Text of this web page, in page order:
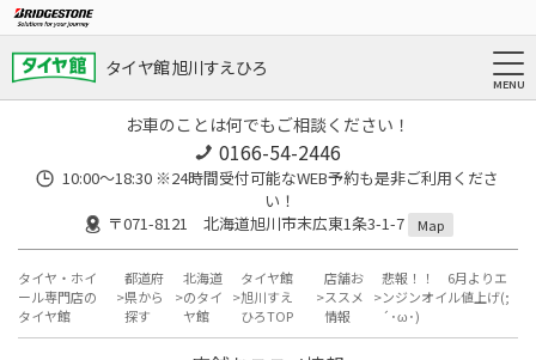
タイヤ館 旭川すえひろ
お車のことは何でもご相談ください！
0166-54-2446
10:00～18:30 ※24時間受付可能なWEB予約も是非ご利用くださ
い！
〒071-8121 北海道旭川市末広東1条3-1-7
Map
タイヤ・ホイ
ール専門店の
タイヤ館
都道府
県から
探す
北海道
のタイ
ヤ館
タイヤ館
旭川すえ
ひろTOP
店舗お
ススメ
情報
悲報！！ 6月よりエ
ンジンオイル値上げ(;
´･ω･)